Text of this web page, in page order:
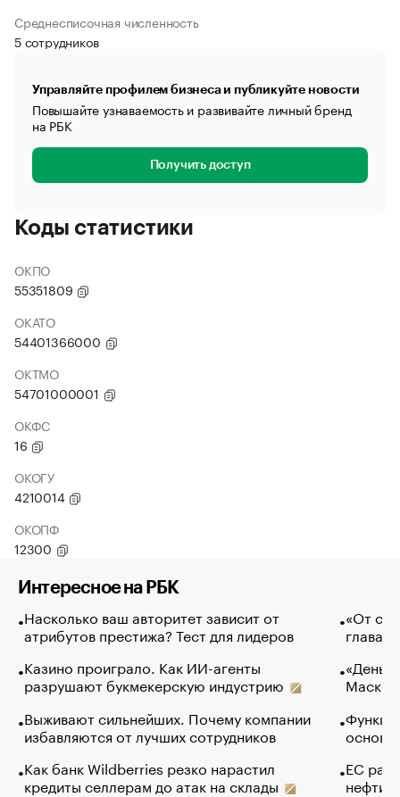
Среднесписочная численность
5 сотрудников
Управляйте профилем бизнеса и публикуйте новости
Повышайте узнаваемость и развивайте личный бренд
на РБК
Получить доступ
Коды статистики
ОКПО
55351809
ОКАТО
54401366000
ОКТМО
54701000001
ОКФС
16
ОКОГУ
4210014
ОКОПФ
12300
Интересное на РБК
Насколько ваш авторитет зависит от
атрибутов престижа? Тест для лидеров
Казино проиграло. Как ИИ-агенты
разрушают букмекерскую индустрию
Выживают сильнейших. Почему компании
избавляются от лучших сотрудников
Как банк Wildberries резко нарастил
кредиты селлерам до атак на склады
«От
глава
Маск в
основ
ЕС
нефти